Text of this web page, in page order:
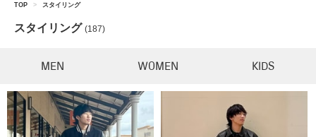
TOP > スタイリング
スタイリング (187)
MEN WOMEN KIDS